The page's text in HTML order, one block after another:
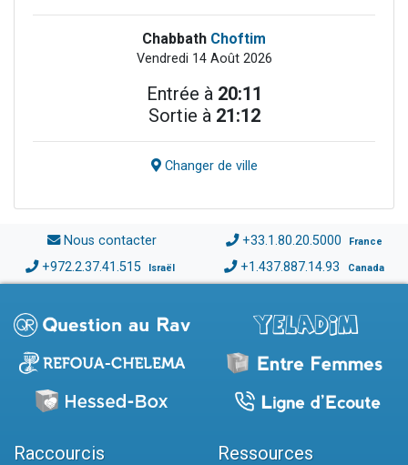
Chabbath Choftim
Vendredi 14 Août 2026
Entrée à 20:11
Sortie à 21:12
Changer de ville
Nous contacter +33.1.80.20.5000 France
+972.2.37.41.515 Israël +1.437.887.14.93 Canada
Raccourcis Ressources